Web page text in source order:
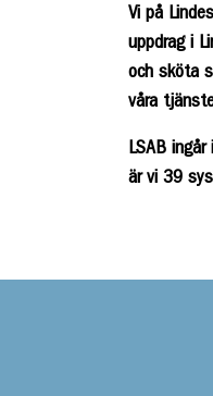
Vi på
uppdrag i
och sköta
våra
LSAB
är vi 39